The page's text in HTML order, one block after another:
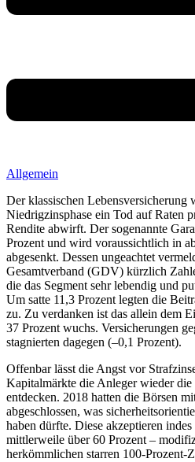
Allgemein
Der klassischen Lebensversicherung
Niedrigzinsphase ein Tod auf Raten
Rendite abwirft. Der sogenannte
Prozent und wird voraussichtlich in
abgesenkt. Dessen ungeachtet
Gesamtverband (GDV) kürzlich
die das Segment sehr lebendig und
Um satte 11,3 Prozent legten die
zu. Zu verdanken ist das allein dem
37 Prozent wuchs. Versicherungen
stagnierten dagegen (–0,1 Prozent).
Offenbar lässt die Angst vor
Kapitalmärkte die Anleger wieder
entdecken. 2018 hatten die Börsen
abgeschlossen, was
haben dürfte. Diese akzeptieren
mittlerweile über 60 Prozent –
herkömmlichen starren 100-Prozent-